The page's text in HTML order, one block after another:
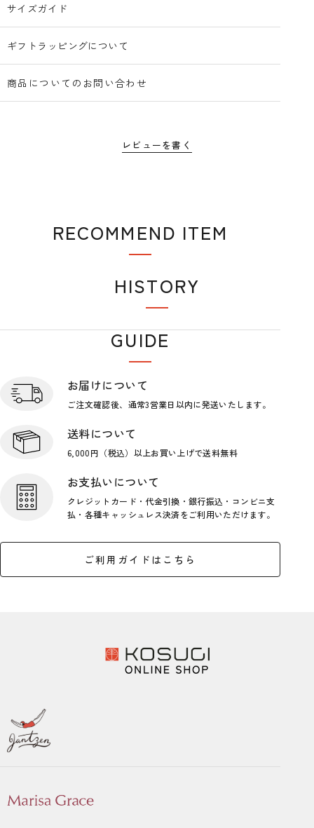
サイズガイド
ギフトラッピングについて
商品についてのお問い合わせ
レビューを書く
RECOMMEND ITEM
HISTORY
GUIDE
お届けについて
ご注文確認後、通常3営業日以内に発送いたします。
送料について
6,000円（税込）以上お買い上げで送料無料
お支払いについて
クレジットカード・代金引換・銀行振込・コンビニ支
払・各種キャッシュレス決済をご利用いただけます。
ご利用ガイドはこちら